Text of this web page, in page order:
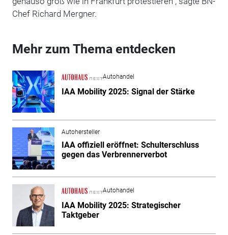
Chef Richard Mergner.
Mehr zum Thema entdecken
Autohandel
IAA Mobility 2025: Signal der Stärke
Autohersteller
IAA offiziell eröffnet: Schulterschluss
gegen das Verbrennerverbot
Autohandel
IAA Mobility 2025: Strategischer
Taktgeber